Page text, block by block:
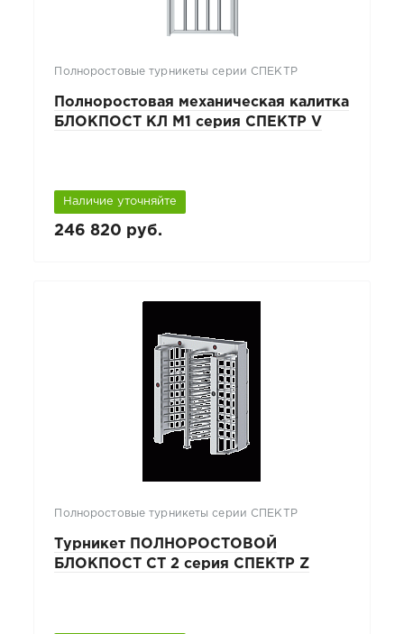
Полноростовые турникеты серии СПЕКТР
Полноростовая механическая калитка
БЛОКПОСТ КЛ М1 серия СПЕКТР V
Наличие уточняйте
246 820 руб.
Полноростовые турникеты серии СПЕКТР
Турникет ПОЛНОРОСТОВОЙ
БЛОКПОСТ СТ 2 серия СПЕКТР Z